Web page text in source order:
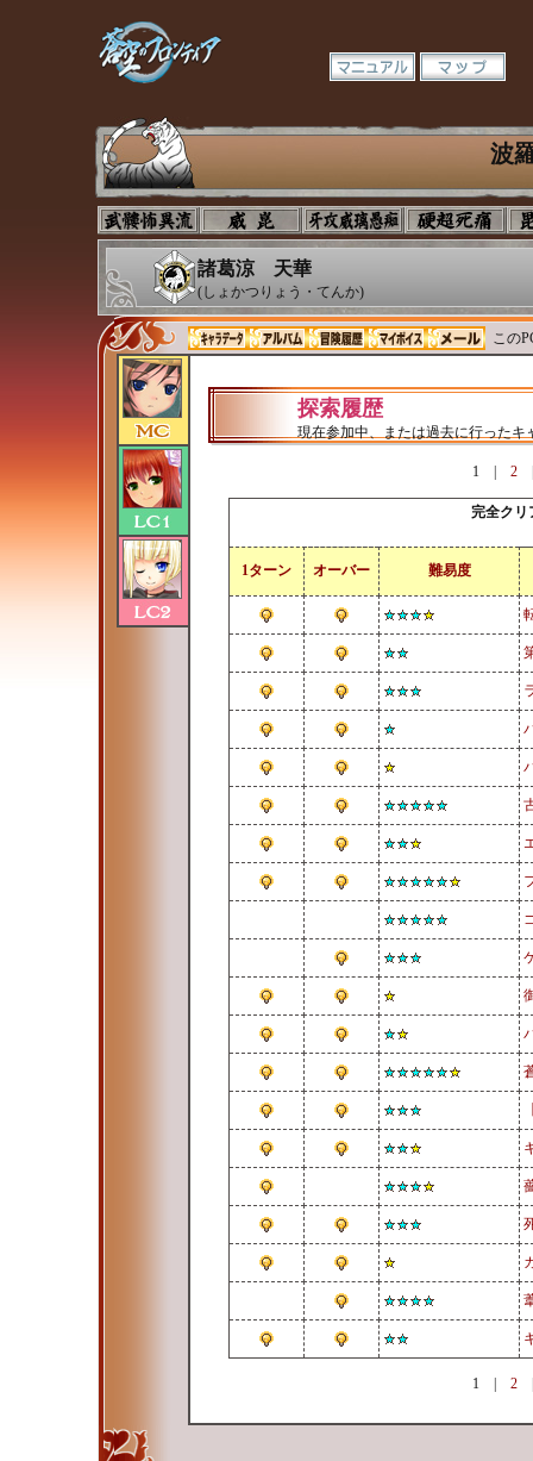
波
諸葛涼 天華
(しょかつりょう・てんか)
この
探索履歴
現在参加中、または過去に行った
1 2
完全クリ
1ターン オーバー 難易度
1 2